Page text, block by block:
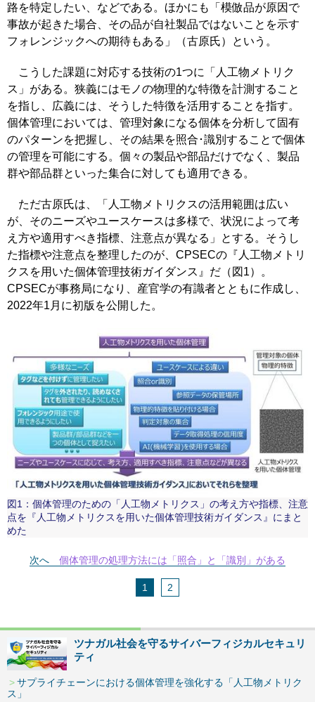
路を特定したい、などである。ほかにも「模倣品が原因で
事故が起きた場合、その品が自社製品ではないことを示す
フォレンジックへの期待もある」（古原氏）という。
こうした課題に対応する技術の1つに「人工物メトリク
ス」がある。狭義にはモノの物理的な特徴を計測すること
を指し、広義には、そうした特徴を活用することを指す。
個体管理においては、管理対象になる個体を分析して固有
のパターンを把握し、その結果を照合･識別することで個体
の管理を可能にする。個々の製品や部品だけでなく、製品
群や部品群といった集合に対しても適用できる。
ただ古原氏は、「人工物メトリクスの活用範囲は広い
が、そのニーズやユースケースは多様で、状況によって考
え方や適用すべき指標、注意点が異なる」とする。そうし
た指標や注意点を整理したのが、CPSECの『人工物メトリ
クスを用いた個体管理技術ガイダンス』だ（図1）。
CPSECが事務局になり、産官学の有識者とともに作成し、
2022年1月に初版を公開した。
図1：個体管理のための「人工物メトリクス」の考え方や指標、注意
点を『人工物メトリクスを用いた個体管理技術ガイダンス』にまと
めた
次へ 個体管理の処理方法には「照合」と「識別」がある
1 2
ツナガル社会を守るサイバーフィジカルセキュリ
ティ
サプライチェーンにおける個体管理を強化する「人工物メトリク
ス」